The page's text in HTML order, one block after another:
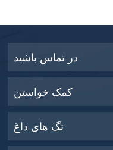
در تماس باشید
کمک خواستن
تگ های داغ